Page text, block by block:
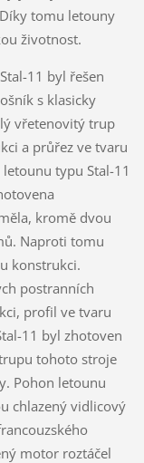
tomu letouny
životnost.
11 byl řešen
s klasicky
vřetenovitý trup
a průřez ve tvaru
typu Stal-11
kromě dvou
Naproti tomu
konstrukci.
postranních
profil ve tvaru
11 byl zhotoven
tohoto stroje
Pohon letounu
chlazený vidlicový
motor roztáčel